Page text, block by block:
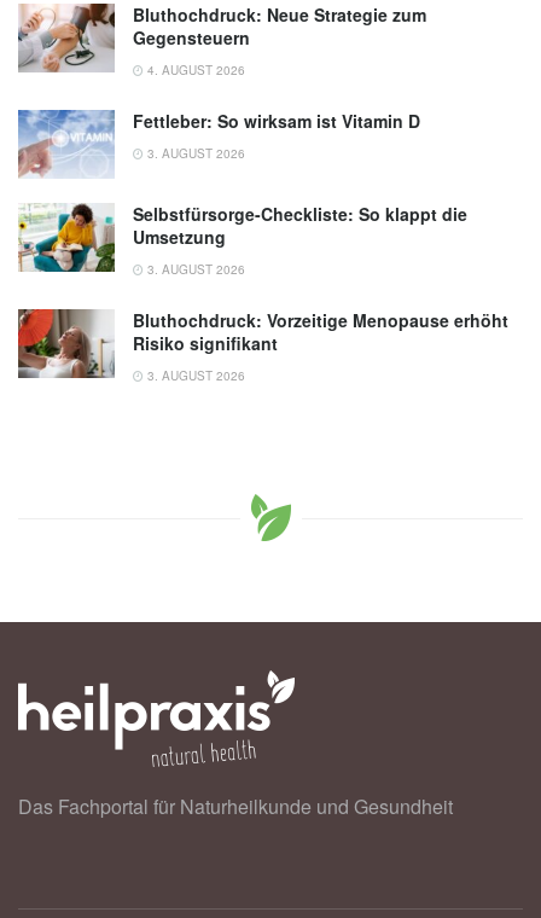
Bluthochdruck: Neue Strategie zum
Gegensteuern
4. AUGUST 2026
Fettleber: So wirksam ist Vitamin D
3. AUGUST 2026
Selbstfürsorge-Checkliste: So klappt die
Umsetzung
3. AUGUST 2026
Bluthochdruck: Vorzeitige Menopause erhöht
Risiko signifikant
3. AUGUST 2026
Das Fachportal für Naturheilkunde und Gesundheit